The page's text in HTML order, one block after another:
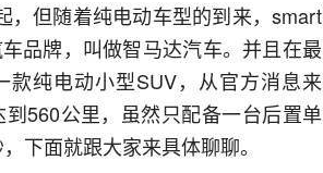
，但随着纯电动车型的到来，smart
品牌，叫做智马达汽车。并且在最
纯电动小型SUV，从官方消息来
560公里，虽然只配备一台后置单
下面就跟大家来具体聊聊。